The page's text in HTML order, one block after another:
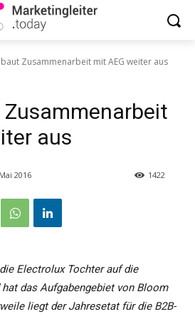
Zusammenarbeit mit AEG weiter aus
aus
2016 1422
Electrolux Tochter auf die
hat das Aufgabengebiet von Bloom
liegt der Jahresetat für die B2B-